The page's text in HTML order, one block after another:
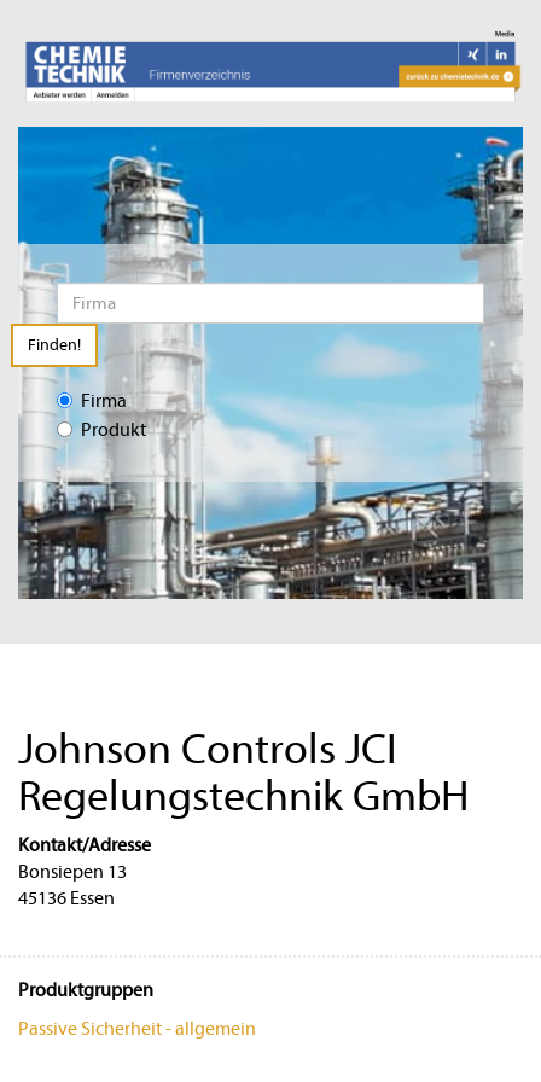
Finden!
Firma
Produkt
Johnson Controls JCI
Regelungstechnik GmbH
Kontakt/Adresse
Bonsiepen 13
45136 Essen
Produktgruppen
Passive Sicherheit - allgemein